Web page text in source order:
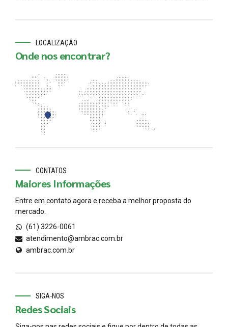
LOCALIZAÇÃO
Onde nos encontrar?
CONTATOS
Maiores Informações
Entre em contato agora e receba a melhor proposta do
mercado.
(61) 3226-0061
atendimento@ambrac.com.br
ambrac.com.br
SIGA-NOS
Redes Sociais